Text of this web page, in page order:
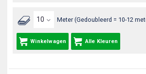
Meter (Gedoubleerd = 10-12
Winkelwagen Alle Kleuren